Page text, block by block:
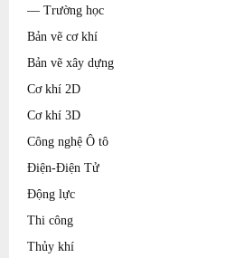
— Trường học
Bản vẽ cơ khí
Bản vẽ xây dựng
Cơ khí 2D
Cơ khí 3D
Công nghệ Ô tô
Điện-Điện Tử
Động lực
Thi công
Thủy khí